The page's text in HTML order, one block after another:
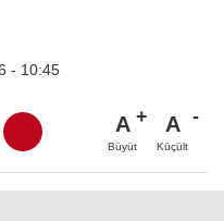
- 10:45
A
Büyüt
A
Küçült